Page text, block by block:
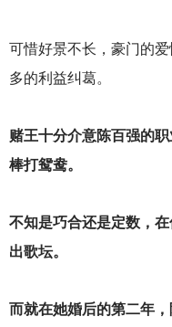
可惜好景不长，豪门的
多的利益纠葛。
赌王十分介意陈百强的
棒打鸳鸯。
不知是巧合还是定数，
出歌坛。
而就在她婚后的第二年